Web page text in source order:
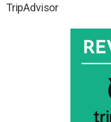
TripAdvisor